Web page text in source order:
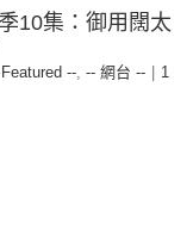
10集：御用闊太
--, -- 網台 --
1